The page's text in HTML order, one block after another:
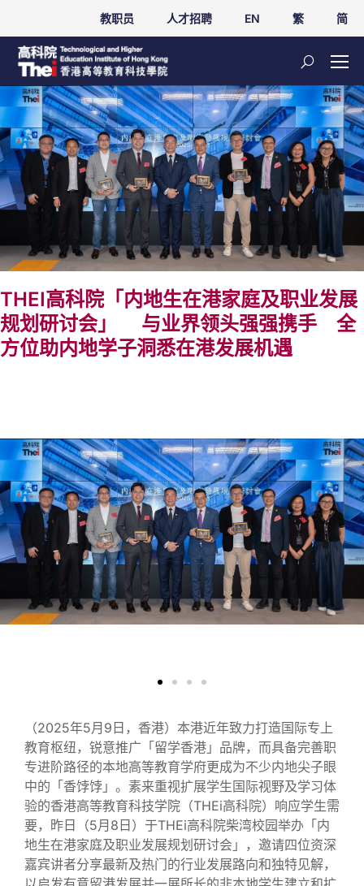
教职员 人才招聘 EN 繁 简
THEI高科院「内地生在港家庭及职业发展
规划研讨会」 与业界领头强强携手 全
方位助内地学子洞悉在港发展机遇
（2025年5月9日，香港）本港近年致力打造国际专上
教育枢纽，锐意推广「留学香港」品牌，而具备完善职
专进阶路径的本地高等教育学府更成为不少内地尖子眼
中的「香饽饽」。素来重视扩展学生国际视野及学习体
验的香港高等教育科技学院（THEi高科院）响应学生需
要，昨日（5月8日）于THEi高科院柴湾校园举办「内
地生在港家庭及职业发展规划研讨会」，邀请四位资深
嘉宾讲者分享最新及热门的行业发展路向和独特见解，